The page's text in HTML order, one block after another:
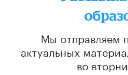
Мы отправляем
актуальных
во